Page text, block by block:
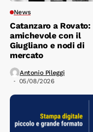
News
Catanzaro a Rovato:
amichevole con il
Giugliano e nodi di
mercato
Antonio Pileggi
05/08/2026